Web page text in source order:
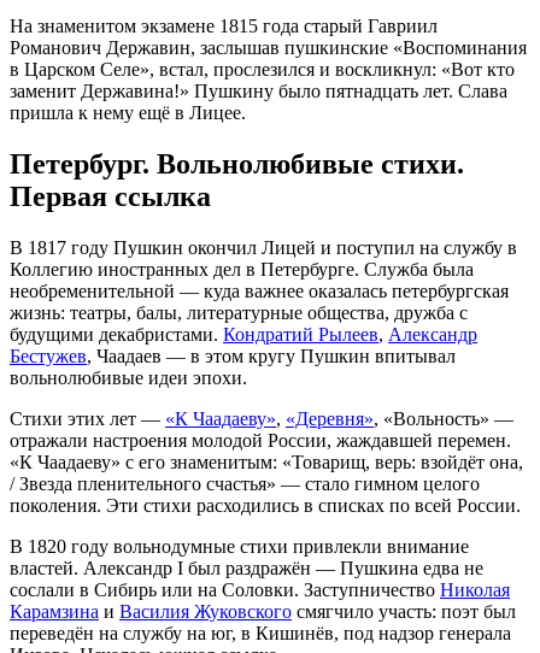
На знаменитом экзамене 1815 года старый Гавриил
Романович Державин, заслышав пушкинские «Воспоминания
в Царском Селе», встал, прослезился и воскликнул: «Вот кто
заменит Державина!» Пушкину было пятнадцать лет. Слава
пришла к нему ещё в Лицее.
Петербург. Вольнолюбивые стихи.
Первая ссылка
В 1817 году Пушкин окончил Лицей и поступил на службу в
Коллегию иностранных дел в Петербурге. Служба была
необременительной — куда важнее оказалась петербургская
жизнь: театры, балы, литературные общества, дружба с
будущими декабристами. Кондратий Рылеев, Александр
Бестужев, Чаадаев — в этом кругу Пушкин впитывал
вольнолюбивые идеи эпохи.
Стихи этих лет — «К Чаадаеву», «Деревня», «Вольность» —
отражали настроения молодой России, жаждавшей перемен.
«К Чаадаеву» с его знаменитым: «Товарищ, верь: взойдёт она,
/ Звезда пленительного счастья» — стало гимном целого
поколения. Эти стихи расходились в списках по всей России.
В 1820 году вольнодумные стихи привлекли внимание
властей. Александр I был раздражён — Пушкина едва не
сослали в Сибирь или на Соловки. Заступничество Николая
Карамзина и Василия Жуковского смягчило участь: поэт был
переведён на службу на юг, в Кишинёв, под надзор генерала